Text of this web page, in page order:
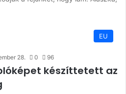
EU
28. 0 96
készíttetett az